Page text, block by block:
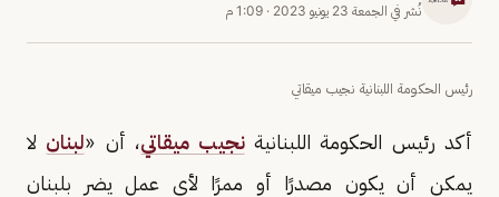
نُشر في الجمعة 23 يونيو 2023 · 1:09 م
رئيس الحكومة اللبنانية نجيب ميقاتي
أكد رئيس الحكومة اللبنانيةنجيب ميقاتي، أن «لبنان لا
يمكن أن يكون مصدرًا أو ممرًا لأي عمل يضر بلبنان